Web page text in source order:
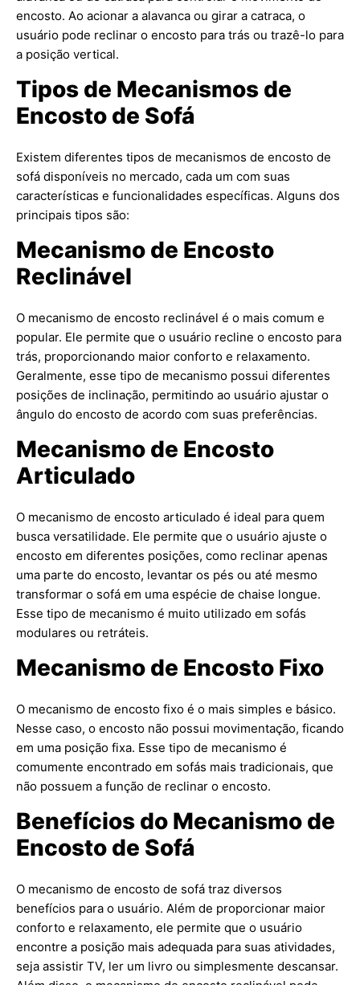
encosto. Ao acionar a alavanca ou girar a catraca, o
usuário pode reclinar o encosto para trás ou trazê-lo para
a posição vertical.
Tipos de Mecanismos de
Encosto de Sofá
Existem diferentes tipos de mecanismos de encosto de
sofá disponíveis no mercado, cada um com suas
características e funcionalidades específicas. Alguns dos
principais tipos são:
Mecanismo de Encosto
Reclinável
O mecanismo de encosto reclinável é o mais comum e
popular. Ele permite que o usuário recline o encosto para
trás, proporcionando maior conforto e relaxamento.
Geralmente, esse tipo de mecanismo possui diferentes
posições de inclinação, permitindo ao usuário ajustar o
ângulo do encosto de acordo com suas preferências.
Mecanismo de Encosto
Articulado
O mecanismo de encosto articulado é ideal para quem
busca versatilidade. Ele permite que o usuário ajuste o
encosto em diferentes posições, como reclinar apenas
uma parte do encosto, levantar os pés ou até mesmo
transformar o sofá em uma espécie de chaise longue.
Esse tipo de mecanismo é muito utilizado em sofás
modulares ou retráteis.
Mecanismo de Encosto Fixo
O mecanismo de encosto fixo é o mais simples e básico.
Nesse caso, o encosto não possui movimentação, ficando
em uma posição fixa. Esse tipo de mecanismo é
comumente encontrado em sofás mais tradicionais, que
não possuem a função de reclinar o encosto.
Benefícios do Mecanismo de
Encosto de Sofá
O mecanismo de encosto de sofá traz diversos
benefícios para o usuário. Além de proporcionar maior
conforto e relaxamento, ele permite que o usuário
encontre a posição mais adequada para suas atividades,
seja assistir TV, ler um livro ou simplesmente descansar.